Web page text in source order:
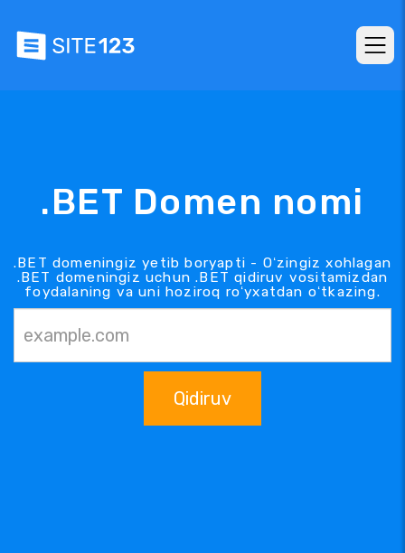
.BET Domen nomi
.BET domeningiz yetib boryapti - Oʻzingiz xohlagan
.BET domeningiz uchun .BET qidiruv vositamizdan
foydalaning va uni hoziroq roʻyxatdan oʻtkazing.
Qidiruv